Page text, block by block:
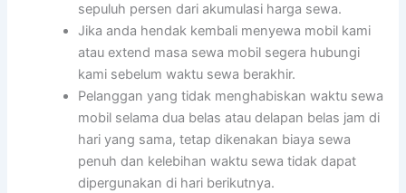
sepuluh persen dari akumulasi harga sewa.
Jika anda hendak kembali menyewa mobil kami
atau extend masa sewa mobil segera hubungi
kami sebelum waktu sewa berakhir.
Pelanggan yang tidak menghabiskan waktu sewa
mobil selama dua belas atau delapan belas jam di
hari yang sama, tetap dikenakan biaya sewa
penuh dan kelebihan waktu sewa tidak dapat
dipergunakan di hari berikutnya.